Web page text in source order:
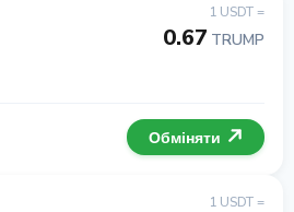
1 USDT =
0.67 TRUMP
Обміняти
1 USDT =